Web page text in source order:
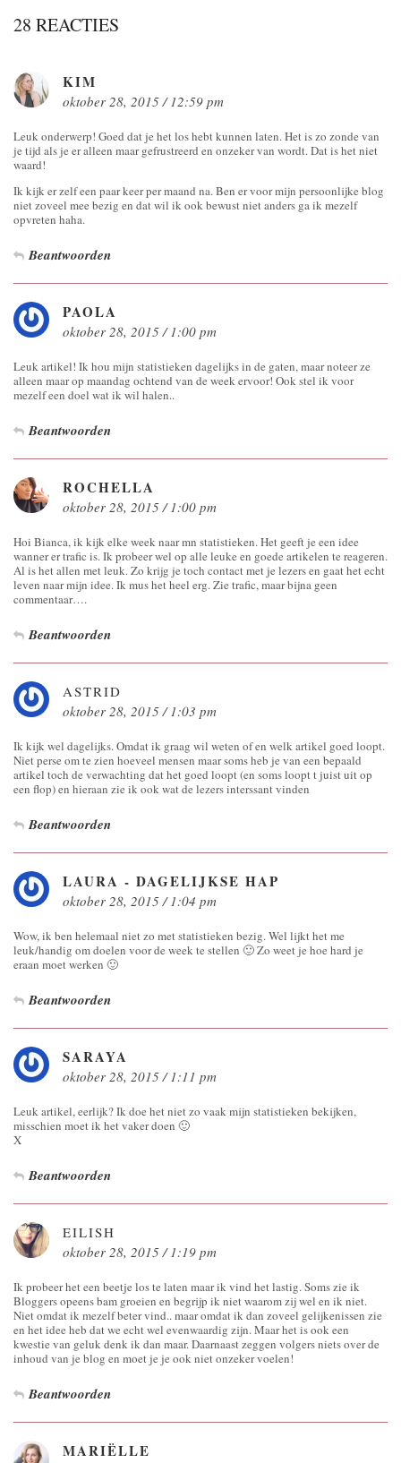
28 REACTIES
KIM
oktober 28, 2015 / 12:59 pm
Leuk onderwerp! Goed dat je het los hebt kunnen laten. Het is zo zonde van
je tijd als je er alleen maar gefrustreerd en onzeker van wordt. Dat is het niet
waard!
Ik kijk er zelf een paar keer per maand na. Ben er voor mijn persoonlijke blog
niet zoveel mee bezig en dat wil ik ook bewust niet anders ga ik mezelf
opvreten haha.
Beantwoorden
PAOLA
oktober 28, 2015 / 1:00 pm
Leuk artikel! Ik hou mijn statistieken dagelijks in de gaten, maar noteer ze
alleen maar op maandag ochtend van de week ervoor! Ook stel ik voor
mezelf een doel wat ik wil halen..
Beantwoorden
ROCHELLA
oktober 28, 2015 / 1:00 pm
Hoi Bianca, ik kijk elke week naar mn statistieken. Het geeft je een idee
wanner er trafic is. Ik probeer wel op alle leuke en goede artikelen te reageren.
Al is het allen met leuk. Zo krijg je toch contact met je lezers en gaat het echt
leven naar mijn idee. Ik mus het heel erg. Zie trafic, maar bijna geen
commentaar….
Beantwoorden
ASTRID
oktober 28, 2015 / 1:03 pm
Ik kijk wel dagelijks. Omdat ik graag wil weten of en welk artikel goed loopt.
Niet perse om te zien hoeveel mensen maar soms heb je van een bepaald
artikel toch de verwachting dat het goed loopt (en soms loopt t juist uit op
een flop) en hieraan zie ik ook wat de lezers interssant vinden
Beantwoorden
LAURA - DAGELIJKSE HAP
oktober 28, 2015 / 1:04 pm
Wow, ik ben helemaal niet zo met statistieken bezig. Wel lijkt het me
leuk/handig om doelen voor de week te stellen 🙂 Zo weet je hoe hard je
eraan moet werken 🙂
Beantwoorden
SARAYA
oktober 28, 2015 / 1:11 pm
Leuk artikel, eerlijk? Ik doe het niet zo vaak mijn statistieken bekijken,
misschien moet ik het vaker doen 🙂
X
Beantwoorden
EILISH
oktober 28, 2015 / 1:19 pm
Ik probeer het een beetje los te laten maar ik vind het lastig. Soms zie ik
Bloggers opeens bam groeien en begrijp ik niet waarom zij wel en ik niet.
Niet omdat ik mezelf beter vind.. maar omdat ik dan zoveel gelijkenissen zie
en het idee heb dat we echt wel evenwaardig zijn. Maar het is ook een
kwestie van geluk denk ik dan maar. Daarnaast zeggen volgers niets over de
inhoud van je blog en moet je je ook niet onzeker voelen!
Beantwoorden
MARIËLLE